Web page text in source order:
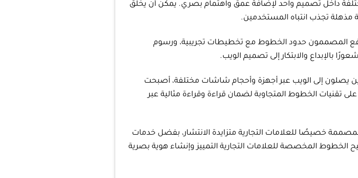
داخل تصميم واحد لإضافة عمق واهتمام بصري. يمكن أن يخلق
تجذب انتباه المستخدمين.
المصممون حدود الخطوط مع تخطيطات تجريبية، ورسوم
بالإبداع والابتكار إلى تصميم الويب.
يصلون إلى الويب عبر أجهزة وأحجام شاشات مختلفة، أصبحت
تقنيات الخطوط المتجاوبة لضمان قراءة وقراءة مثالية عبر
خصيصًا للعلامات التجارية متزايدة الانتشار، بفضل خدمات
المخصصة للعلامات التجارية التمييز وإنشاء هوية بصرية